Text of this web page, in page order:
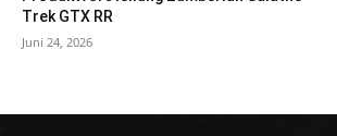
Trek GTX RR
Juni 24, 2026